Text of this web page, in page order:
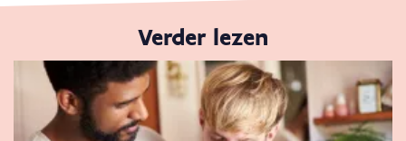
Verder lezen